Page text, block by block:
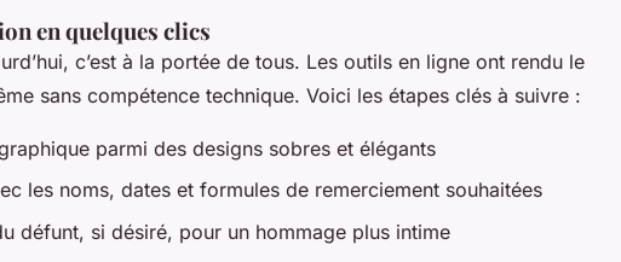
en quelques clics
c’est à la portée de tous. Les outils en ligne ont rendu le
sans compétence technique. Voici les étapes clés à suivre :
parmi des designs sobres et élégants
les noms, dates et formules de remerciement souhaitées
défunt, si désiré, pour un hommage plus intime